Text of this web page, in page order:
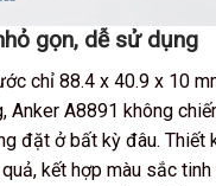
gọn, dễ sử dụng
chỉ 88.4 x 40.9 x 10
Anker A8891 không
đặt ở bất kỳ đâu. Thiết
kết hợp màu sắc tinh